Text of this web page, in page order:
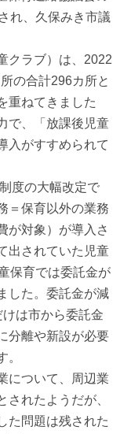
れ、久保みき市議
クラブ）は、2022
の合計296カ所と
重ねてきました
で、「放課後児童
入がすすめられて
度の大幅改定で
＝保育以外の業務
が対象）が導入さ
出されていた児童
保育では委託金が
した。委託金が減
は市から委託金
分離や新設が必要
。
について、周辺業
れたようだが、
た問題は残された